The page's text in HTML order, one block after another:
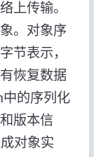
上传输。
。对象序
节表示，
恢复数据
的序列化
版本信
对象实